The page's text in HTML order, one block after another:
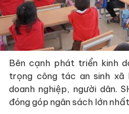
Bên cạnh phát triển kinh
trọng công tác an sinh xã
doanh nghiệp, người dân.
đóng góp ngân sách lớn